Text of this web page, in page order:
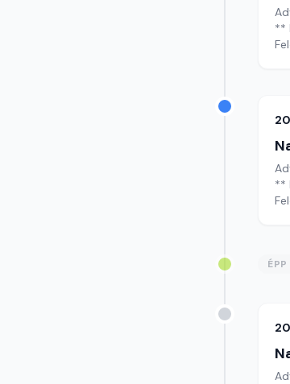
**
**